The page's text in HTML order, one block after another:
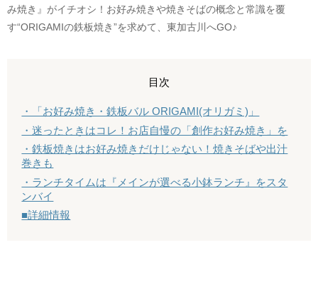
み焼き』がイチオシ！お好み焼きや焼きそばの概念と常識を覆
す“ORIGAMIの鉄板焼き”を求めて、東加古川へGO♪
目次
・「お好み焼き・鉄板バル ORIGAMI(オリガミ)」
・迷ったときはコレ！お店自慢の「創作お好み焼き」を
・鉄板焼きはお好み焼きだけじゃない！焼きそばや出汁
巻きも
・ランチタイムは『メインが選べる小鉢ランチ』をスタ
ンバイ
■詳細情報